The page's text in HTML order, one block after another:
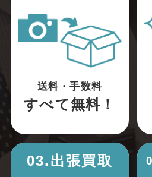
送料・手数料
すべて無料！
03.出張買取